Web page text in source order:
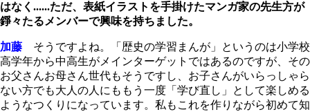
はなく......ただ、表紙イラストを手掛けたマンガ家の先生方が
錚々たるメンバーで興味を持ちました。
加藤 そうですよね。「歴史の学習まんが」というのは小学校
高学年から中高生がメインターゲットではあるのですが、その
お父さんお母さん世代もそうですし、お子さんがいらっしゃら
ない方でも大人の人にももう一度「学び直し」として楽しめる
ようなつくりになっています。私もこれを作りながら初めて知